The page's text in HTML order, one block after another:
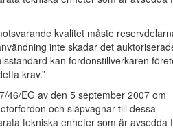
kvalitet måste
inte skadar det
kan fordonstillverkaren
krav.”
46/EG av den 5 september 2007 om
och släpvagnar till dessa
tekniska enheter som är avsedda